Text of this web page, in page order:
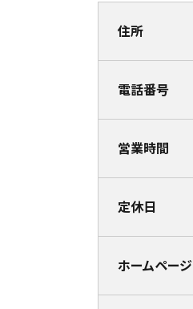
住所
電話番号
営業時間
定休日
ホームページ